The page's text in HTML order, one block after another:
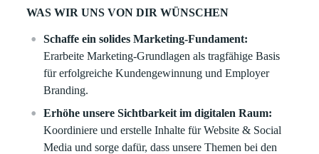
WAS WIR UNS VON DIR WÜNSCHEN
Schaffe ein solides Marketing-Fundament:
Erarbeite Marketing-Grundlagen als tragfähige Basis
für erfolgreiche Kundengewinnung und Employer
Branding.
Erhöhe unsere Sichtbarkeit im digitalen Raum:
Koordiniere und erstelle Inhalte für Website & Social
Media und sorge dafür, dass unsere Themen bei den